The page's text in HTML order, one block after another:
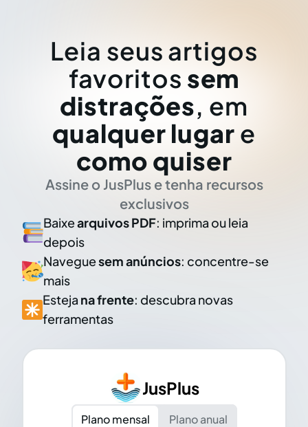
Leia seus artigos
favoritos sem
distrações, em
qualquer lugar e
como quiser
Assine o JusPlus e tenha recursos
exclusivos
Baixearquivos PDF: imprima ou leia
depois
Naveguesem anúncios: concentre-se
mais
Esteja na frente: descubra novas
ferramentas
JusPlus
Plano mensal
Plano anual